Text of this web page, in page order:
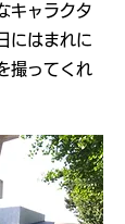
キャラクタ
にはまれに
撮ってくれ